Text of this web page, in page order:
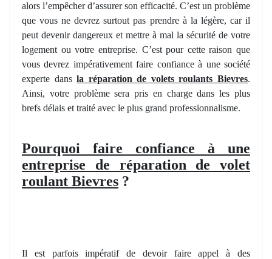
alors l’empêcher d’assurer son efficacité. C’est un problème
que vous ne devrez surtout pas prendre à la légère, car il
peut devenir dangereux et mettre à mal la sécurité de votre
logement ou votre entreprise. C’est pour cette raison que
vous devrez impérativement faire confiance à une société
experte dansla réparation de volets roulants Bievres.
Ainsi, votre problème sera pris en charge dans les plus
brefs délais et traité avec le plus grand professionnalisme.
Pourquoi faire confiance à une
entreprise de réparation de volet
roulant Bievres ?
Il est parfois impératif de devoir faire appel à des